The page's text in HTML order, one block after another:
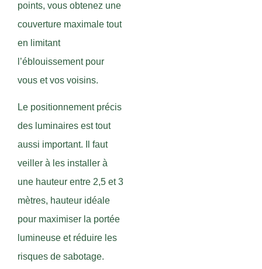
points, vous obtenez une
couverture maximale tout
en limitant
l’éblouissement pour
vous et vos voisins.
Le positionnement précis
des luminaires est tout
aussi important. Il faut
veiller à les installer à
une hauteur entre 2,5 et 3
mètres, hauteur idéale
pour maximiser la portée
lumineuse et réduire les
risques de sabotage.